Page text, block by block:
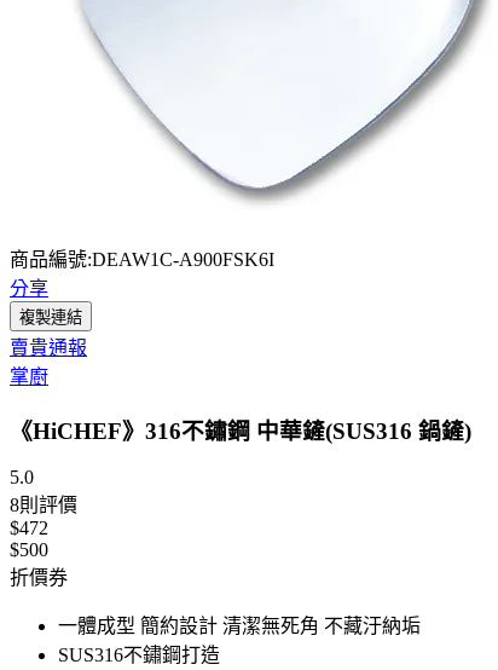
商品編號:DEAW1C-A900FSK6I
分享
複製連結
賣貴通報
掌廚
《HiCHEF》316不鏽鋼 中華鏟(SUS316 鍋鏟)
5.0
8則評價
$472
$500
折價券
一體成型 簡約設計 清潔無死角 不藏汙納垢
SUS316不鏽鋼打造